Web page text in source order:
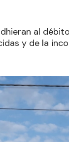
al
y de la